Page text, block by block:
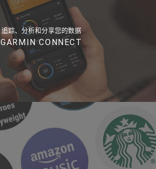
追踪、分析和分享您的数据
GARMIN CONNECT